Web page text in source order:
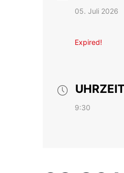
05. Juli 2026
Expired!
9:30